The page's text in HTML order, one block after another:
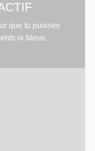
que tu puisses
ni bleus.